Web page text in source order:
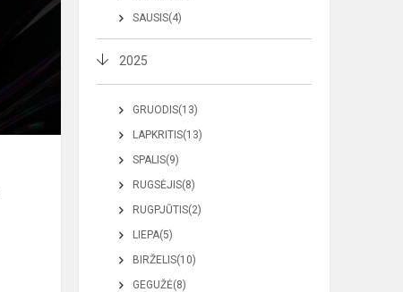
SAUSIS(4)
2025
GRUODIS(13)
LAPKRITIS(13)
SPALIS(9)
RUGSĖJIS(8)
RUGPJŪTIS(2)
LIEPA(5)
BIRŽELIS(10)
GEGUŽĖ(8)